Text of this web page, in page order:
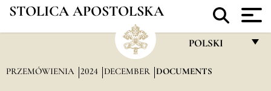
STOLICA APOSTOLSKA
POLSKI
FRANÇAIS
PRZEMÓWIENIA 2024 DECEMBER DOCUMENTS